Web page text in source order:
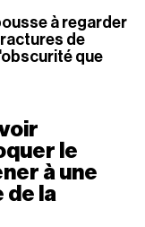
à regarder
de
que
le
à une
de la